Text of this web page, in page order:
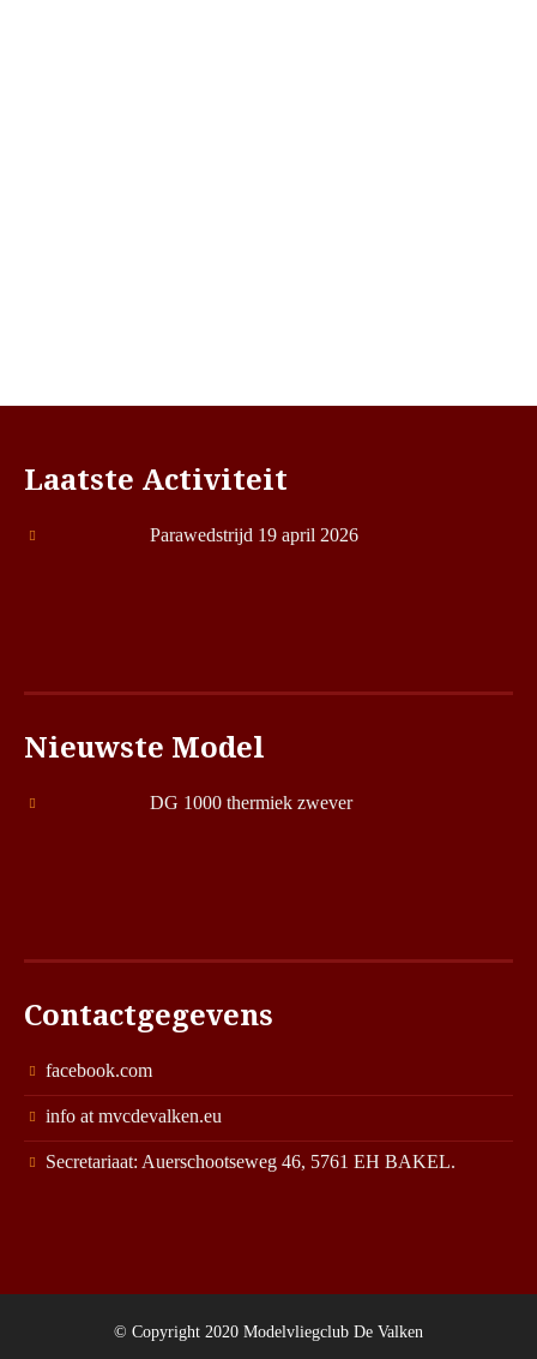
Laatste Activiteit
Parawedstrijd 19 april 2026
Nieuwste Model
DG 1000 thermiek zwever
Contactgegevens
facebook.com
info at mvcdevalken.eu
Secretariaat: Auerschootseweg 46, 5761 EH BAKEL.
© Copyright 2020 Modelvliegclub De Valken